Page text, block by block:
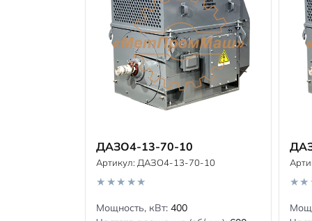
ДАЗО4-13-70-10
Артикул: ДАЗО4-13-70-10
0
o
Мощность, кВт: 400
0
o